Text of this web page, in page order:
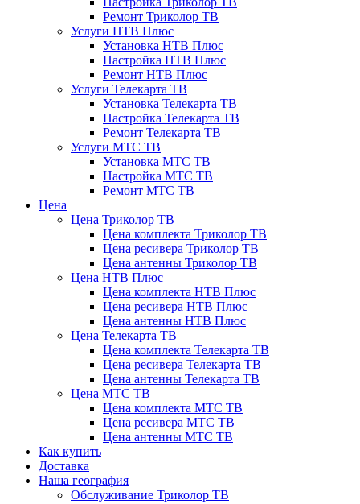
Ремонт Триколор ТВ
Услуги НТВ Плюс
Установка НТВ Плюс
Настройка НТВ Плюс
Ремонт НТВ Плюс
Услуги Телекарта ТВ
Установка Телекарта ТВ
Настройка Телекарта ТВ
Ремонт Телекарта ТВ
Услуги МТС ТВ
Установка МТС ТВ
Настройка МТС ТВ
Ремонт МТС ТВ
Цена
Цена Триколор ТВ
Цена комплекта Триколор ТВ
Цена ресивера Триколор ТВ
Цена антенны Триколор ТВ
Цена НТВ Плюс
Цена комплекта НТВ Плюс
Цена ресивера НТВ Плюс
Цена антенны НТВ Плюс
Цена Телекарта ТВ
Цена комплекта Телекарта ТВ
Цена ресивера Телекарта ТВ
Цена антенны Телекарта ТВ
Цена МТС ТВ
Цена комплекта МТС ТВ
Цена ресивера МТС ТВ
Цена антенны МТС ТВ
Как купить
Доставка
Наша география
Обслуживание Триколор ТВ